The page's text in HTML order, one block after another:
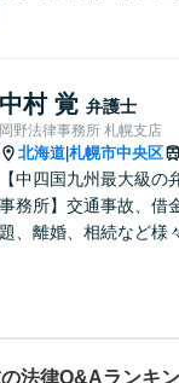
い未来へと導きます。
にご相談ください。【
あり】
中村 覚 弁護士
岡野法律事務所 札幌支店
北海道 札幌市中央区
【中四国九州最大級の
事務所】交通事故、借
題、離婚、相続など様
い！
法律Q&Aランキ